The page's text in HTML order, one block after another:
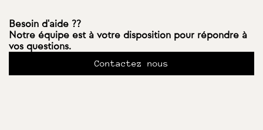
Besoin d'aide ??
Notre équipe est à votre disposition pour répondre à
vos questions.
Contactez nous